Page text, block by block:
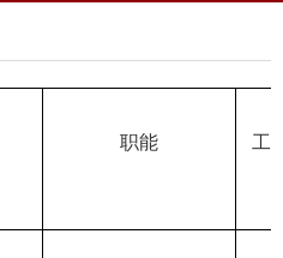
职能 工